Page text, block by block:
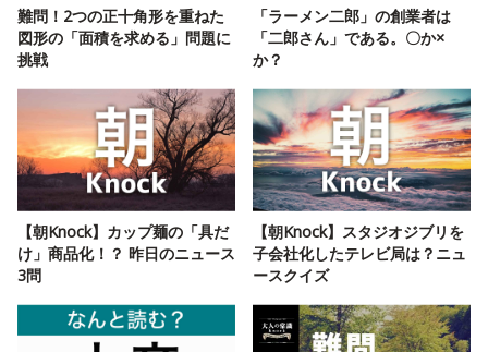
難問！2つの正十角形を重ねた
図形の「面積を求める」問題に
挑戦
「ラーメン二郎」の創業者は
「二郎さん」である。〇か×
か？
【朝Knock】カップ麺の「具だ
け」商品化！？ 昨日のニュース
3問
【朝Knock】スタジオジブリを
子会社化したテレビ局は？ニュ
ースクイズ